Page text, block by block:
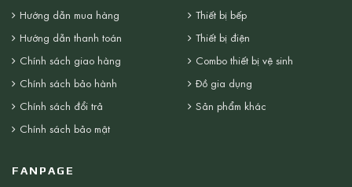
Hướng dẫn mua hàng
Hướng dẫn thanh toán
Chính sách giao hàng
Chính sách bảo hành
Chính sách đổi trả
Chính sách bảo mật
Thiết bị bếp
Thiết bị điện
Combo thiết bị vệ sinh
Đồ gia dụng
Sản phẩm khác
FANPAGE